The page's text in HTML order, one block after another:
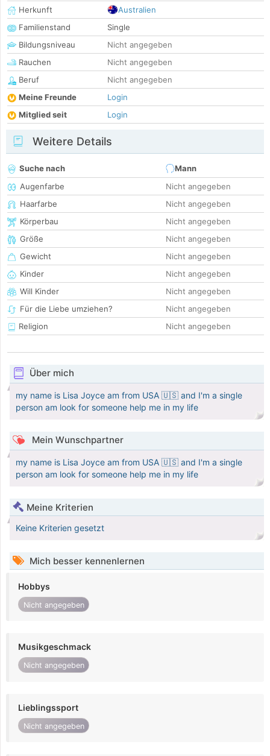
Herkunft
Australien
Familienstand
Single
Bildungsniveau
Nicht angegeben
Rauchen
Nicht angegeben
Beruf
Nicht angegeben
Meine Freunde
Login
Mitglied seit
Login
Weitere Details
Suche nach
Mann
Augenfarbe
Nicht angegeben
Haarfarbe
Nicht angegeben
Körperbau
Nicht angegeben
Größe
Nicht angegeben
Gewicht
Nicht angegeben
Kinder
Nicht angegeben
Will Kinder
Nicht angegeben
Für die Liebe umziehen?
Nicht angegeben
Religion
Nicht angegeben
Über mich
my name is Lisa Joyce am from USA 🇺🇸 and I'm a single
person am look for someone help me in my life
Mein Wunschpartner
my name is Lisa Joyce am from USA 🇺🇸 and I'm a single
person am look for someone help me in my life
Meine Kriterien
Keine Kriterien gesetzt
Mich besser kennenlernen
Hobbys
Nicht angegeben
Musikgeschmack
Nicht angegeben
Lieblingssport
Nicht angegeben